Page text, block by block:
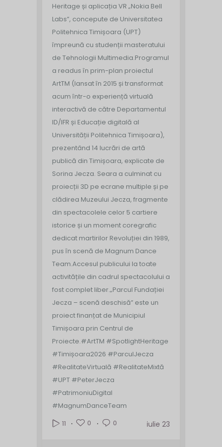
Heritage și aplicația VR „Nokia Bell
Labs”, concepute de Universitatea
Politehnica Timișoara (UPT)
împreună cu studenții masteratului
de Tehnologii Multimedia.Programul
a readus în prim-plan proiectul
ArtTM (lansat în 2015 și transformat
acum într-o experiență virtuală
interactivă de către Departamentul
ID/IFR și Educație digitală al
Universității Politehnica Timișoara),
prezentând 14 lucrări de artă
publică din Timișoara, explicate de
Sorina Jecza. Seara a culminat cu
proiecții 3D pe ecrane multiple și pe
clădirea Muzeului Jecza, fragmente
din spectacolele celor 5 cartiere
istorice și un moment coregrafic
dedicat martirilor Revoluției din 1989,
pus în scenă de Magnum Dance
Team.Accesul publicului la toate
activitățile din cadrul spectacolului a
fost complet liber.„Parcul Fundației
Jecza – scenă deschisă” este un
proiect finanțat de Municipiul
Timișoara prin Centrul de
Proiecte.#ArtTM #SpotlightHeritage
#Timișoara2026 #ParculJecza
#RealitateVirtuală #RealitateMixtă
#UPT #PeterJecza
#PatrimoniuDigital
#MagnumDanceTeam
11
0 0 iulie 23